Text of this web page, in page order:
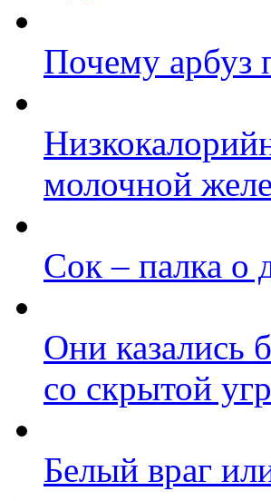
Почему арбуз
молочной
Сок – палка о
Они казались
со скрытой
Белый враг